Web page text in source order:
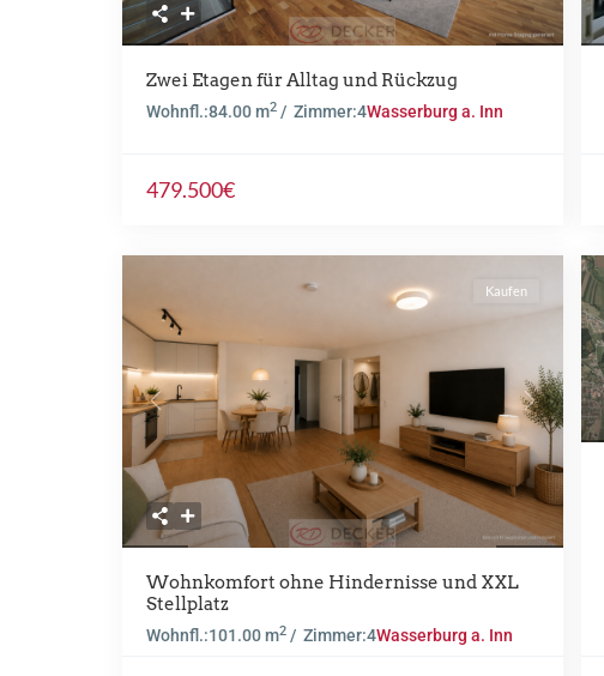
Zwei Etagen für Alltag und Rückzug
Wohnfl.:84.00 m2 / Zimmer:4Wasserburg a. Inn
479.500€
Previous Next
Kaufen
Wohnkomfort ohne Hindernisse und XXL
Stellplatz
Wohnfl.:101.00 m2 / Zimmer:4Wasserburg a. Inn